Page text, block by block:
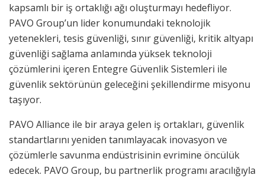
kapsamlı bir iş ortaklığı ağı oluşturmayı hedefliyor.
PAVO Group’un lider konumundaki teknolojik
yetenekleri, tesis güvenliği, sınır güvenliği, kritik altyapı
güvenliği sağlama anlamında yüksek teknoloji
çözümlerini içeren Entegre Güvenlik Sistemleri ile
güvenlik sektörünün geleceğini şekillendirme misyonu
taşıyor.
PAVO Alliance ile bir araya gelen iş ortakları, güvenlik
standartlarını yeniden tanımlayacak inovasyon ve
çözümlerle savunma endüstrisinin evrimine öncülük
edecek. PAVO Group, bu partnerlik programı aracılığıyla